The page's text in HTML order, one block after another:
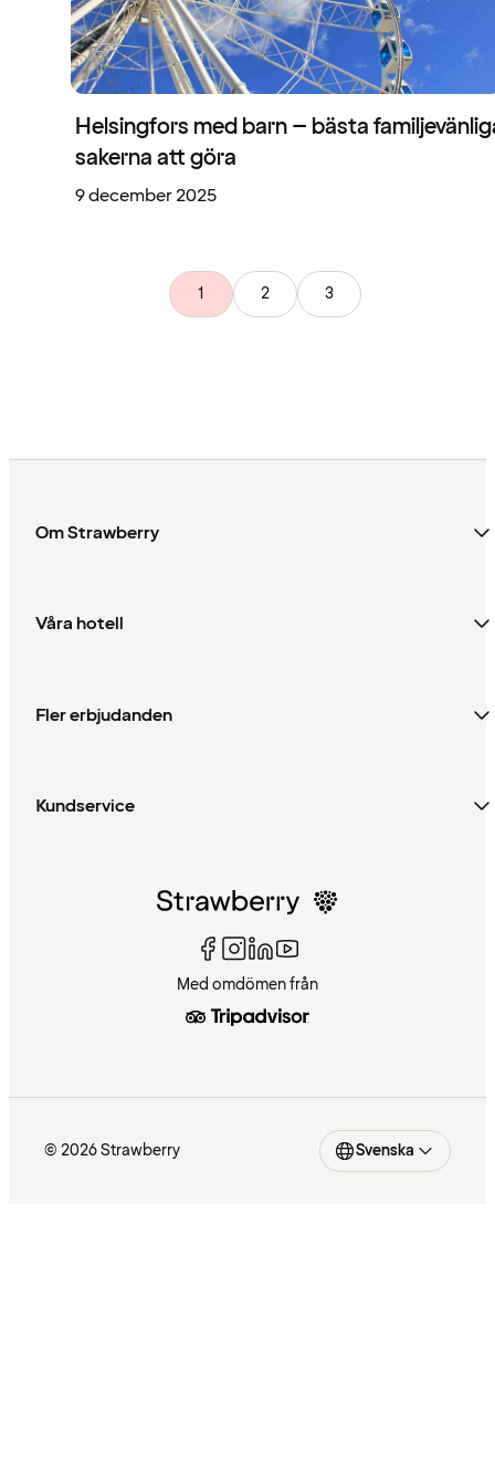
Helsingfors med barn – bästa
sakerna att göra
9 december 2025
1 2 3
Om Strawberry
Våra hotell
Fler erbjudanden
Kundservice
Med omdömen från
© 2026 Strawberry Svenska